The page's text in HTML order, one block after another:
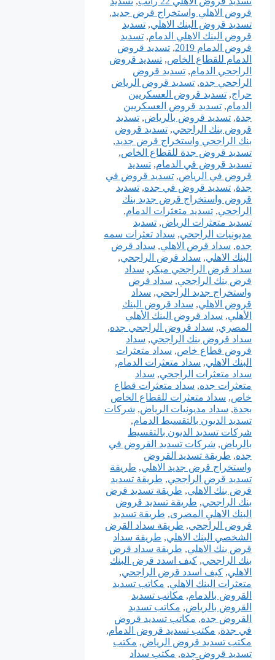
قروض الاهلي واستخراج قرض جديد,
تسديد قروض البنك الاهلي, تسديد
قروض البنك الاهلي الدمام, تسديد
قروض الدمام 2019
, تسديد قروض
الدمام للقطاع الخاص, تسديد قروض
الراجحي الدمام, تسديد قروض
الراجحي جده, تسديد قروض الرياض
حراج, تسديد قروض العسكريين
الدمام, تسديد قروض العسكريين
جدة, تسديد قروض بالرياض, تسديد
قروض بنك الراجحي, تسديد قروض
بنك الراجحي واستخراج قرض جديد,
تسديد قروض جدة للقطاع الخاص,
تسديد قروض في الدمام, تسديد
قروض في الرياض, تسديد قروض في
جدة, تسديد قروض في جده, تسديد
قروض واستخراج قرض جديد بنك
الراجحي, تسديد متعثرات الدمام,
تسديد متعثرات الرياض, تسديد
مديونيات الراجحي, سداد تعثرات سمه
جده, سداد قرض الاهلي, سداد قرض
البنك الاهلي, سداد قرض الراجحي,
سداد قرض الراجحي مبكر , سداد
قرض بنك الراجحي, سداد قرض
واستخراج جديد الراجحي, سداد
قروض الاهلي, سداد قروض البنك
الأهلي, سداد قروض البنك الأهلي
المصري, سداد قروض الراجحي جده,
سداد قروض بنك الراجحي, سداد
قروض قطاع خاص, سداد متعثرات
البنك الاهلي, سداد متعثرات الدمام,
سداد متعثرات الراجحي, سداد
متعثرات جده, سداد متعثرات قطاع
خاص, سداد متعثرات للقطاع الخاص
بجدة, سداد مديونيات الرياض, شركات
تسديد الديون بالتقسيط الدمام,
شركات تسديد الديون بالتقسيط
بالرياض, شركات تسديد القروض في
جده, طريقة تسديد القروض
واستخراج قرض جديد الاهلي, طريقة
تسديد قرض الراجحي, طريقة تسديد
قرض بنك الاهلي, طريقة تسديد قرض
بنك الراجحي, طريقة تسديد قروض
البنك الاهلي المصرى, طريقة تسديد
قروض الراجحي, طريقة سداد القرض
الشخصي البنك الاهلي, طريقة سداد
قرض بنك الاهلي, طريقة سداد قرض
بنك الراجحي, كيف اسدد قرض البنك
الاهلي, كيف اسدد قرض الراجحي,
متعثرات البنك الاهلي, مكاتب تسديد
القروض بالدمام, مكاتب تسديد
القروض بالرياض, مكاتب تسديد
القروض جده, مكاتب تسديد قروض
في جدة, مكتب تسديد قروض الدمام,
مكتب تسديد قروض الرياض, مكتب
تسديد قروض جده, مكتب سداد